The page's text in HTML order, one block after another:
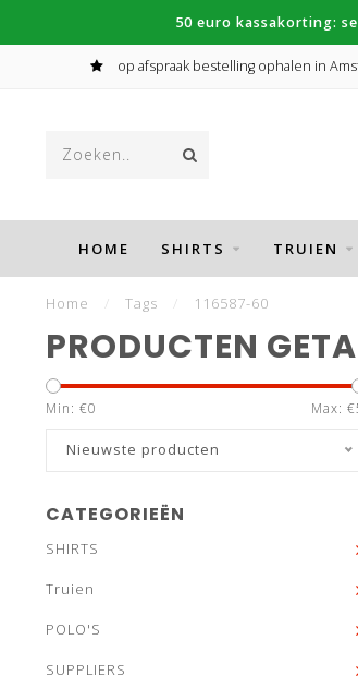
50 euro kassakorting:
op afspraak bestelling ophalen in
HOME SHIRTS TRUIEN
Home Tags 116587-60
PRODUCTEN
Min: €0 Max: €
Nieuwste producten
CATEGORIEËN
SHIRTS
Truien
POLO'S
SUPPLIERS